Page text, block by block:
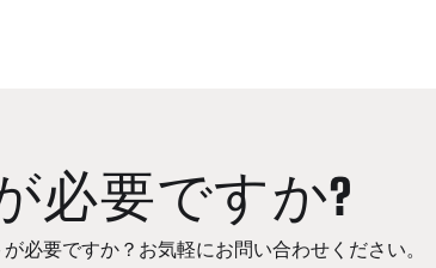
必要ですか?
必要ですか？お気軽にお問い合わせください。